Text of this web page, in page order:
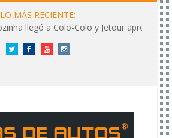
LO MÁS RECIENTE:
Autos y fútbol: Vozinha llegó a Colo-Colo y Jetour aprovechó los flashes
Twitter FacebookYouTubeInstagram